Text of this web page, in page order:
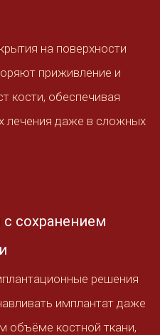
на поверхности
приживление и
кости, обеспечивая
лечения даже в сложных
сохранением
решения
имплантат даже
объёме костной ткани,